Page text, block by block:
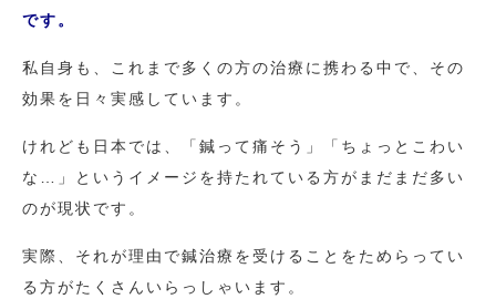
です。
私自身も、これまで多くの方の治療に携わる中で、その
効果を日々実感しています。
けれども日本では、「鍼って痛そう」「ちょっとこわい
な…」というイメージを持たれている方がまだまだ多い
のが現状です。
実際、それが理由で鍼治療を受けることをためらってい
る方がたくさんいらっしゃいます。